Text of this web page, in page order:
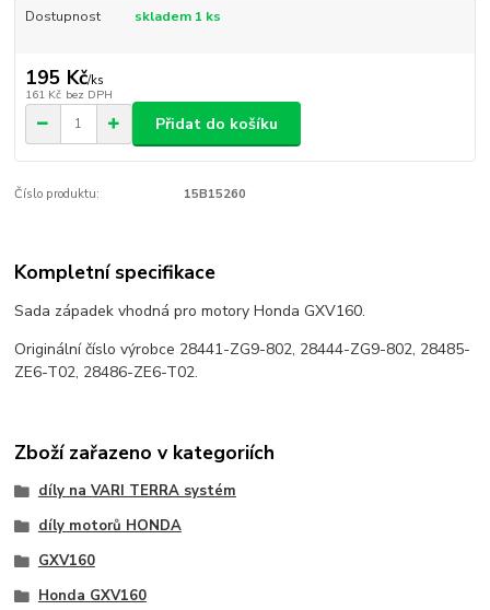
Dostupnost skladem 1 ks
195 Kč/ks
161 Kč bez DPH
Přidat do košíku
Číslo produktu: 15B15260
Kompletní specifikace
Sada západek vhodná pro motory Honda GXV160.
Originální číslo výrobce 28441-ZG9-802, 28444-ZG9-802, 28485-
ZE6-T02, 28486-ZE6-T02.
Zboží zařazeno v kategoriích
díly na VARI TERRA systém
díly motorů HONDA
GXV160
Honda GXV160